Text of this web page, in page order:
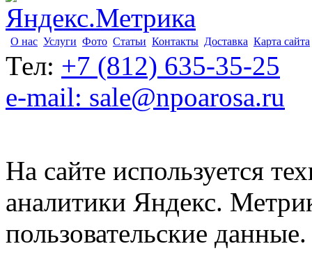
О нас Услуги Фото Статьи Контакты Доставка Карта сайта
Тел: +7 (812) 635-35-25
e-mail: sale@npoarosa.ru
На сайте используется
аналитики Яндекс.
пользовательские